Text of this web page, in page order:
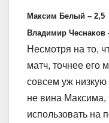
Максим Белый – 2,5
Владимир Чеснаков
Несмотря на то,
матч, точнее его
совсем уж низкую
не вина Максима,
использовать на